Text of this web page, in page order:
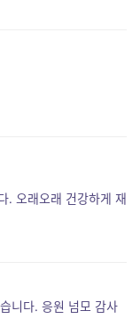
. 오래오래 건강하게 재
니다. 응원 넘모 감사